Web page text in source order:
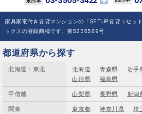
家具家電付き賃貸マンションの「SETUP賃貸（セッ
ックスの登録商標です。第5256569号
都道府県から探す
北海道・東北 北海道 青森県 岩手
山形県
福島県
甲信越 山梨県 長野県 新潟
関東 東京都 神奈川県 埼